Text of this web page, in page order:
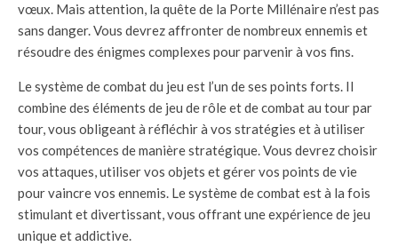
vœux. Mais attention, la quête de la Porte Millénaire n’est pas
sans danger. Vous devrez affronter de nombreux ennemis et
résoudre des énigmes complexes pour parvenir à vos fins.
Le système de combat du jeu est l’un de ses points forts. Il
combine des éléments de jeu de rôle et de combat au tour par
tour, vous obligeant à réfléchir à vos stratégies et à utiliser
vos compétences de manière stratégique. Vous devrez choisir
vos attaques, utiliser vos objets et gérer vos points de vie
pour vaincre vos ennemis. Le système de combat est à la fois
stimulant et divertissant, vous offrant une expérience de jeu
unique et addictive.